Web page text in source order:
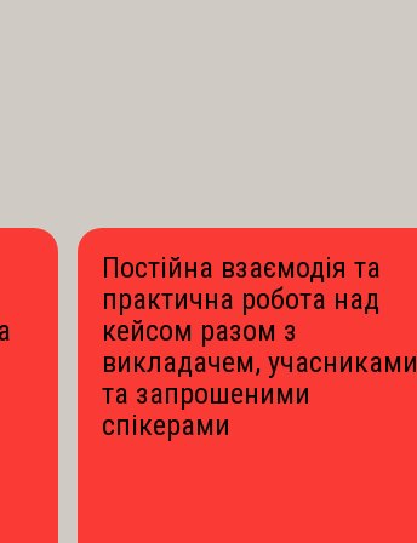
Постійна взаємодія та
практична робота над
кейсом разом з
викладачем, учасниками
та запрошеними
спікерами